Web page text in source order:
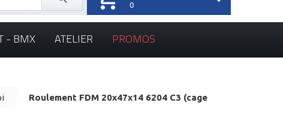
0
- BMX ATELIER PROMOS
Roulement FDM 20x47x14 6204 C3 (cage